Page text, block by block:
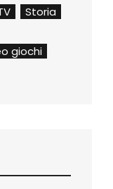
Storia
giochi